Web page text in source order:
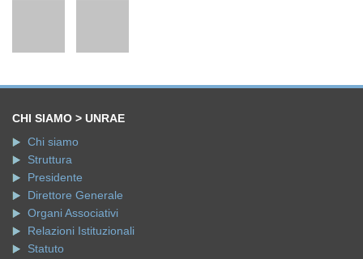
CHI SIAMO > UNRAE
Chi siamo
Struttura
Presidente
Direttore Generale
Organi Associativi
Relazioni Istituzionali
Statuto